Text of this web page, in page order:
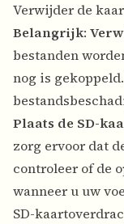
Verwijder de
Belangrijk:
bestanden
nog is
Plaats de SD-
zorg ervoor dat
controleer of de
wanneer u uw
SD-